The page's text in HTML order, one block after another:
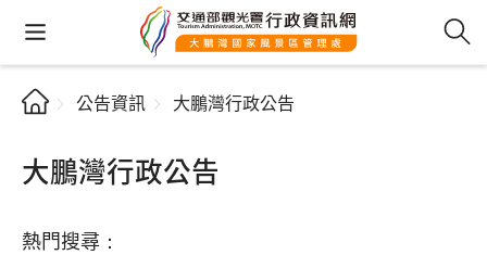
公告資訊 大鵬灣行政公告
大鵬灣行政公告
熱門搜尋：